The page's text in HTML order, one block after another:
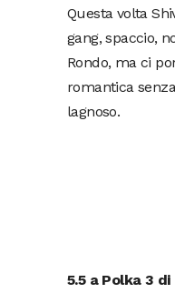
Questa volta
gang, spaccio,
Rondo, ma ci
romantica
lagnoso.
5.5 a Polka 3 di